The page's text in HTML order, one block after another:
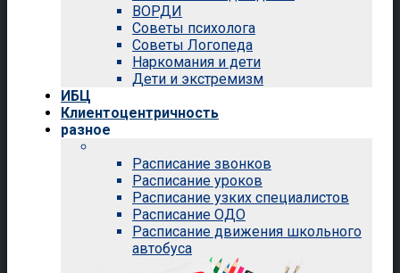
ВОРДИ
Советы психолога
Советы Логопеда
Наркомания и дети
Дети и экстремизм
ИБЦ
Клиентоцентричность
разное
Расписание звонков
Расписание уроков
Расписание узких специалистов
Расписание ОДО
Расписание движения школьного
автобуса